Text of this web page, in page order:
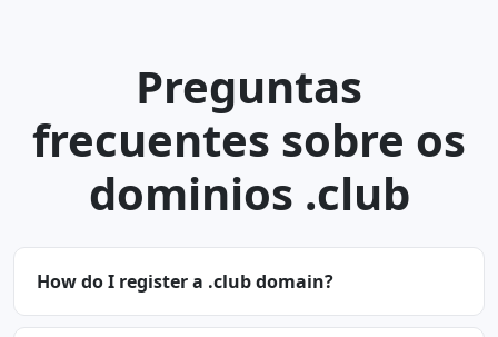
Preguntas
frecuentes sobre os
dominios .club
How do I register a .club domain?